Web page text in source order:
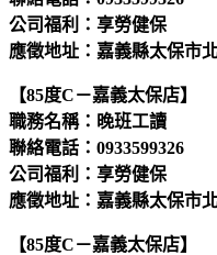
公司福利：享勞健保
應徵地址：嘉義縣太保市
【85度C－嘉義太保店】
職務名稱：晚班工讀
聯絡電話：0933599326
公司福利：享勞健保
應徵地址：嘉義縣太保市
【85度C－嘉義太保店】